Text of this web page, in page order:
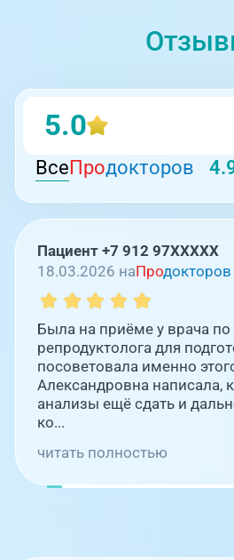
5.0
ВсеПродокторов
Пациент +7 912 97XXXXX
18.03.2026 наПродокторов
Была на приёме у врача
репродуктолога для
посоветовала именно
Александровна написала,
анализы ещё сдать и
ко...
читать полностью